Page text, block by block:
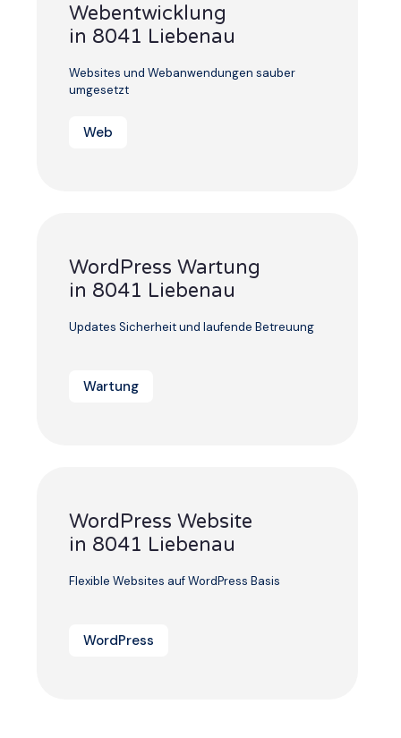
Webentwicklung
in 8041 Liebenau
Websites und Webanwendungen sauber
umgesetzt
Web
WordPress Wartung
in 8041 Liebenau
Updates Sicherheit und laufende Betreuung
Wartung
WordPress Website
in 8041 Liebenau
Flexible Websites auf WordPress Basis
WordPress